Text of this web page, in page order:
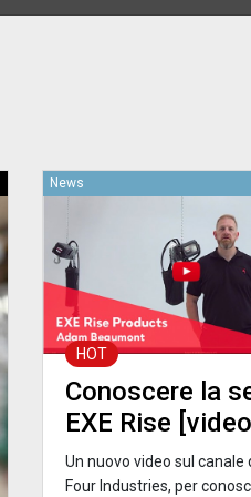
News
HOT
Conoscere la
EXE Rise
Un nuovo video sul canale
Four Industries, per